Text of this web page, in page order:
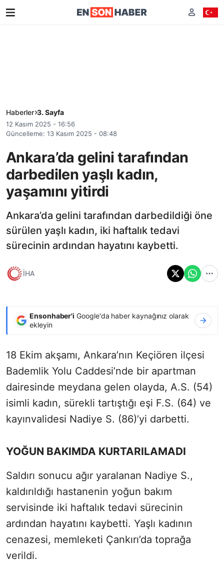
Haberler 3. Sayfa
12 Kasım 2025 - 16:56
Güncelleme: 13 Kasım 2025 - 08:48
Ankara’da gelini tarafından
darbedilen yaşlı kadın,
yaşamını yitirdi
Ankara’da gelini tarafından darbedildiği öne
sürülen yaşlı kadın, iki haftalık tedavi
sürecinin ardından hayatını kaybetti.
İHA
Ensonhaber'i Google'da haber kaynağınız olarak
ekleyin
18 Ekim akşamı, Ankara’nın Keçiören ilçesi
Bademlik Yolu Caddesi’nde bir apartman
dairesinde meydana gelen olayda, A.S. (54)
isimli kadın, sürekli tartıştığı eşi F.S. (64) ve
kayınvalidesi Nadiye S. (86)’yi darbetti.
YOĞUN BAKIMDA KURTARILAMADI
Saldırı sonucu ağır yaralanan Nadiye S.,
kaldırıldığı hastanenin yoğun bakım
servisinde iki haftalık tedavi sürecinin
ardından hayatını kaybetti. Yaşlı kadının
cenazesi, memleketi Çankırı’da toprağa
verildi.